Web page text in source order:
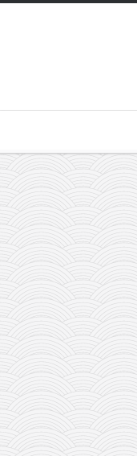
internet poslovanje
ishranom do zdravlja
moj haiku
momenti i mesta
bonus sadržaj
Svetlopis
zakonopravilo
duhovni otac
pravoslavlje
zabranjena istorija
ćirilica
porodične priče